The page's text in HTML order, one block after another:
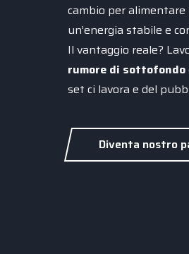
cambio per
un’energia stabile e
Il vantaggio reale?
rumore di sottofondo
set ci lavora e del
Diventa nostro